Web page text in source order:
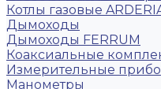
Котлы газовые
Дымоходы
Дымоходы FERRUM
Коаксиальные
Измерительные
Манометры